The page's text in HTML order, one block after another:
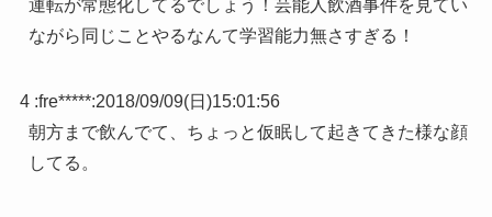
運転が常態化してるでしょう！芸能人飲酒事件を見てい
ながら同じことやるなんて学習能力無さすぎる！
4 :fre*****:2018/09/09(日)15:01:56
朝方まで飲んでて、ちょっと仮眠して起きてきた様な顔
してる。